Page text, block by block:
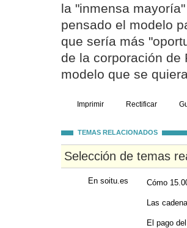
la "inmensa
pensado el modelo
que sería más
de la corporación de
modelo que se
Imprimir Rectificar
TEMAS RELACIONADOS
Selección de temas
En soitu.es Cómo
Las
El pago